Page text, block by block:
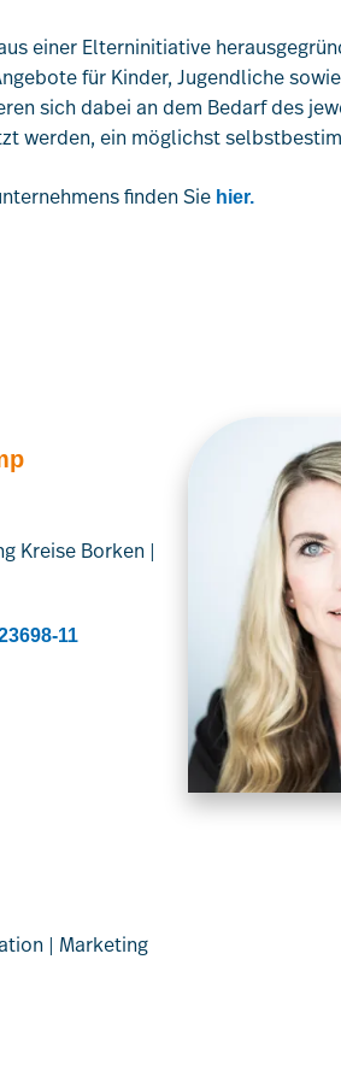
einer Elterninitiative
für Kinder, Jugendliche
sich dabei an dem Bedarf des
werden, ein möglichst
finden Sie hier.
Kreise Borken |
11
| Marketing